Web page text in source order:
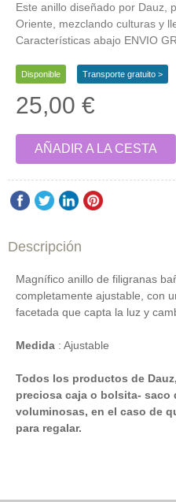
Este anillo diseñado por Dauz,
Oriente, mezclando culturas y
Características abajo ENVIO
Disponible Transporte gratuito >
25,00 €
AÑADIR A LA CESTA
Descripción
Magnífico anillo de filigranas
completamente ajustable, con
facetada que capta la luz y
Medida : Ajustable
Todos los productos de
preciosa caja o bolsita- saco
voluminosas, en el caso de
para regalar.